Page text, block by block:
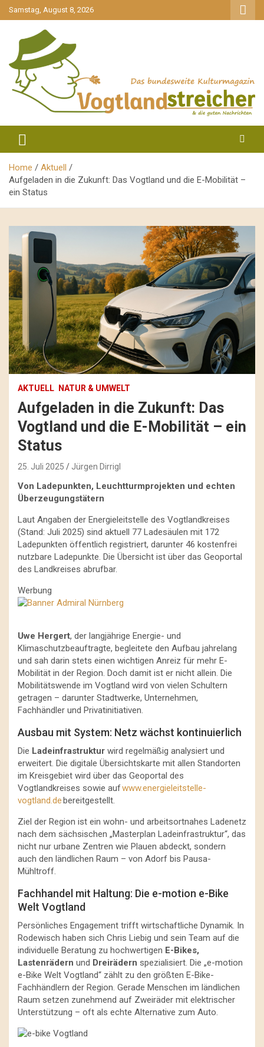
gehe
zum
Samstag, August 8, 2026
Vogtlandstreicher
Home
Aktuell
Aufgeladen in die Zukunft: Das Vogtland und die E-Mobilität –
ein Status
AKTUELL NATUR & UMWELT
Aufgeladen in die Zukunft: Das
Vogtland und die E-Mobilität – ein
Status
25. Juli 2025 Jürgen Dirrigl
Von Ladepunkten, Leuchtturmprojekten und echten
Überzeugungstätern
Laut Angaben der Energieleitstelle des Vogtlandkreises
(Stand: Juli 2025) sind aktuell 77 Ladesäulen mit 172
Ladepunkten öffentlich registriert, darunter 46 kostenfrei
nutzbare Ladepunkte. Die Übersicht ist über das Geoportal
des Landkreises abrufbar.
Werbung
Uwe Hergert, der langjährige Energie- und
Klimaschutzbeauftragte, begleitete den Aufbau jahrelang
und sah darin stets einen wichtigen Anreiz für mehr E-
Mobilität in der Region. Doch damit ist er nicht allein. Die
Mobilitätswende im Vogtland wird von vielen Schultern
getragen – darunter Stadtwerke, Unternehmen,
Fachhändler und Privatinitiativen.
Ausbau mit System: Netz wächst kontinuierlich
Die Ladeinfrastruktur wird regelmäßig analysiert und
erweitert. Die digitale Übersichtskarte mit allen Standorten
im Kreisgebiet wird über das Geoportal des
Vogtlandkreises sowie aufwww.energieleitstelle-
vogtland.debereitgestellt.
Ziel der Region ist ein wohn- und arbeitsortnahes Ladenetz
nach dem sächsischen „Masterplan Ladeinfrastruktur“, das
nicht nur urbane Zentren wie Plauen abdeckt, sondern
auch den ländlichen Raum – von Adorf bis Pausa-
Mühltroff.
Fachhandel mit Haltung: Die e-motion e-Bike
Welt Vogtland
Persönliches Engagement trifft wirtschaftliche Dynamik. In
Rodewisch haben sich Chris Liebig und sein Team auf die
individuelle Beratung zu hochwertigen E-Bikes,
Lastenrädern und Dreirädern spezialisiert. Die „e-motion
e-Bike Welt Vogtland“ zählt zu den größten E-Bike-
Fachhändlern der Region. Gerade Menschen im ländlichen
Raum setzen zunehmend auf Zweiräder mit elektrischer
Unterstützung – oft als echte Alternative zum Auto.